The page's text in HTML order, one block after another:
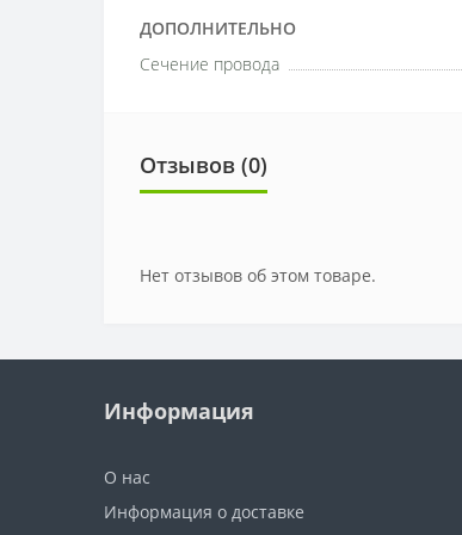
ДОПОЛНИТЕЛЬНО
Сечение провода
Отзывов (0)
Нет отзывов об этом товаре.
Информация
О нас
Информация о доставке